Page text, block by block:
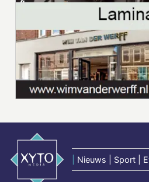
Nieuws | Sport |